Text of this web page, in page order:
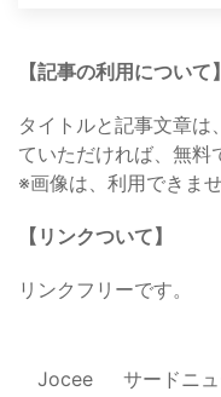
【記事の利用について】
タイトルと記事文章は
ていただければ、無料
※画像は、利用できま
【リンクついて】
リンクフリーです。
Jocee サードニ